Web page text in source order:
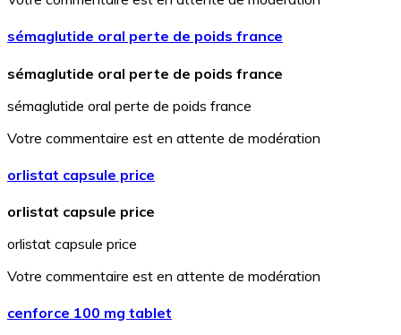
sémaglutide oral perte de poids france
sémaglutide oral perte de poids france
sémaglutide oral perte de poids france
Votre commentaire est en attente de modération
orlistat capsule price
orlistat capsule price
orlistat capsule price
Votre commentaire est en attente de modération
cenforce 100 mg tablet